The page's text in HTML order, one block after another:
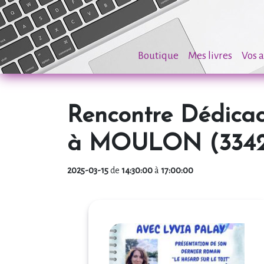
Boutique Mes livres Vos
Rencontre
à MOULON
2025-03-15de 14:30:00à 17:00:00